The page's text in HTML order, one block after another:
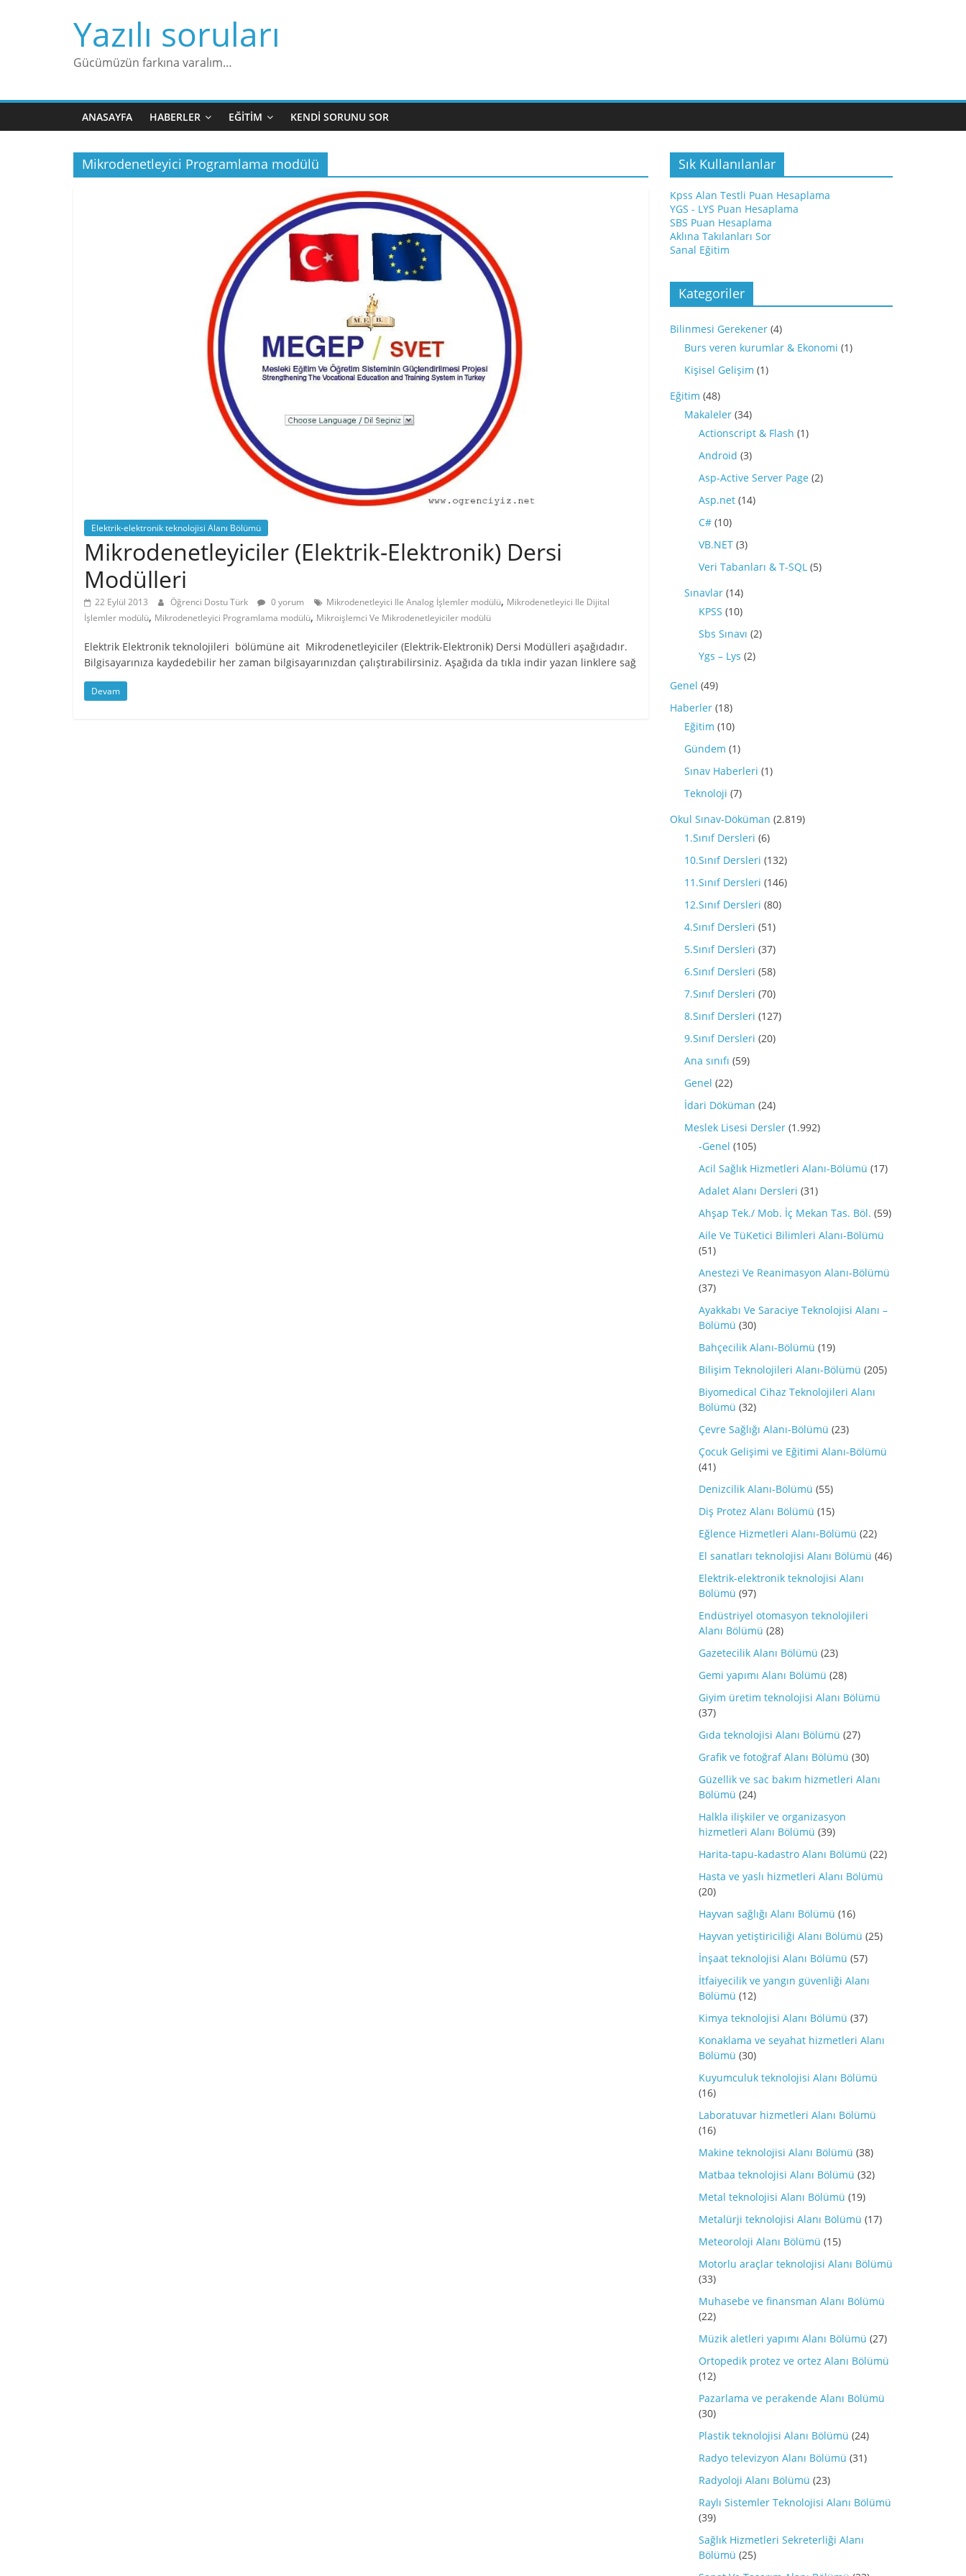
Yazılı soruları
Gücümüzün farkına varalım…
ANASAYFA HABERLER EĞITIM KENDI SORUNU SOR
Mikrodenetleyici Programlama modülü
Elektrik-elektronik teknolojisi Alanı Bölümü
Mikrodenetleyiciler (Elektrik-Elektronik) Dersi
Modülleri
22 Eylül 2013 Öğrenci Dostu Türk 0 yorum Mikrodenetleyici Ile Analog İşlemler modülü, Mikrodenetleyici Ile Dijital
İşlemler modülü, Mikrodenetleyici Programlama modülü, Mikroişlemci Ve Mikrodenetleyiciler modülü
Elektrik Elektronik teknolojileri bölümüne ait Mikrodenetleyiciler (Elektrik-Elektronik) Dersi Modülleri aşağıdadır.
Bilgisayarınıza kaydedebilir her zaman bilgisayarınızdan çalıştırabilirsiniz. Aşağıda da tıkla indir yazan linklere sağ
Devam
Sık Kullanılanlar
Kpss Alan Testli Puan Hesaplama
YGS - LYS Puan Hesaplama
SBS Puan Hesaplama
Aklına Takılanları Sor
Sanal Eğitim
Kategoriler
Bilinmesi Gerekener (4)
Burs veren kurumlar & Ekonomi (1)
Kişisel Gelişim (1)
Eğitim (48)
Makaleler (34)
Actionscript & Flash (1)
Android (3)
Asp-Active Server Page (2)
Asp.net (14)
C# (10)
VB.NET (3)
Veri Tabanları & T-SQL (5)
Sınavlar (14)
KPSS (10)
Sbs Sınavı (2)
Ygs – Lys (2)
Genel (49)
Haberler (18)
Eğitim (10)
Gündem (1)
Sınav Haberleri (1)
Teknoloji (7)
Okul Sınav-Döküman (2.819)
1.Sınıf Dersleri (6)
10.Sınıf Dersleri (132)
11.Sınıf Dersleri (146)
12.Sınıf Dersleri (80)
4.Sınıf Dersleri (51)
5.Sınıf Dersleri (37)
6.Sınıf Dersleri (58)
7.Sınıf Dersleri (70)
8.Sınıf Dersleri (127)
9.Sınıf Dersleri (20)
Ana sınıfı (59)
Genel (22)
İdari Döküman (24)
Meslek Lisesi Dersler (1.992)
-Genel (105)
Acil Sağlık Hizmetleri Alanı-Bölümü (17)
Adalet Alanı Dersleri (31)
Ahşap Tek./ Mob. İç Mekan Tas. Böl. (59)
Aile Ve TüKetici Bilimleri Alanı-Bölümü
(51)
Anestezi Ve Reanimasyon Alanı-Bölümü
(37)
Ayakkabı Ve Saraciye Teknolojisi Alanı –
Bölümü (30)
Bahçecilik Alanı-Bölümü (19)
Bilişim Teknolojileri Alanı-Bölümü (205)
Biyomedical Cihaz Teknolojileri Alanı
Bölümü (32)
Çevre Sağlığı Alanı-Bölümü (23)
Çocuk Gelişimi ve Eğitimi Alanı-Bölümü
(41)
Denizcilik Alanı-Bölümü (55)
Diş Protez Alanı Bölümü (15)
Eğlence Hizmetleri Alanı-Bölümü (22)
El sanatları teknolojisi Alanı Bölümü (46)
Elektrik-elektronik teknolojisi Alanı
Bölümü (97)
Endüstriyel otomasyon teknolojileri
Alanı Bölümü (28)
Gazetecilik Alanı Bölümü (23)
Gemi yapımı Alanı Bölümü (28)
Giyim üretim teknolojisi Alanı Bölümü
(37)
Gıda teknolojisi Alanı Bölümü (27)
Grafik ve fotoğraf Alanı Bölümü (30)
Güzellik ve sac bakım hizmetleri Alanı
Bölümü (24)
Halkla ilişkiler ve organizasyon
hizmetleri Alanı Bölümü (39)
Harita-tapu-kadastro Alanı Bölümü (22)
Hasta ve yaslı hizmetleri Alanı Bölümü
(20)
Hayvan sağlığı Alanı Bölümü (16)
Hayvan yetiştiriciliği Alanı Bölümü (25)
İnşaat teknolojisi Alanı Bölümü (57)
İtfaiyecilik ve yangın güvenliği Alanı
Bölümü (12)
Kimya teknolojisi Alanı Bölümü (37)
Konaklama ve seyahat hizmetleri Alanı
Bölümü (30)
Kuyumculuk teknolojisi Alanı Bölümü
(16)
Laboratuvar hizmetleri Alanı Bölümü
(16)
Makine teknolojisi Alanı Bölümü (38)
Matbaa teknolojisi Alanı Bölümü (32)
Metal teknolojisi Alanı Bölümü (19)
Metalürji teknolojisi Alanı Bölümü (17)
Meteoroloji Alanı Bölümü (15)
Motorlu araçlar teknolojisi Alanı Bölümü
(33)
Muhasebe ve finansman Alanı Bölümü
(22)
Müzik aletleri yapımı Alanı Bölümü (27)
Ortopedik protez ve ortez Alanı Bölümü
(12)
Pazarlama ve perakende Alanı Bölümü
(30)
Plastik teknolojisi Alanı Bölümü (24)
Radyo televizyon Alanı Bölümü (31)
Radyoloji Alanı Bölümü (23)
Raylı Sistemler Teknolojisi Alanı Bölümü
(39)
Sağlık Hizmetleri Sekreterliği Alanı
Bölümü (25)